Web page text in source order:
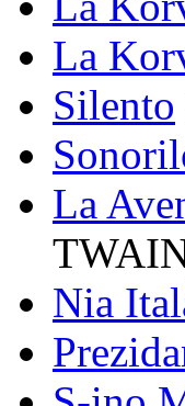
La
Silento
La
Nia